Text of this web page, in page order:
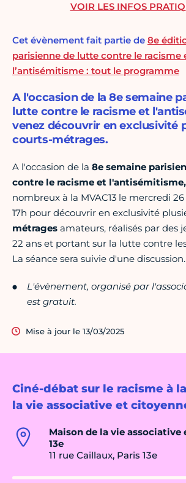
Ciné-débat sur le racisme à
la vie associative et
Maison de la vie
13e
11 rue Caillaux, Paris 13e
Cet évènement fait partie de 8e
parisienne de lutte contre le racisme
l’antisémitisme : tout le programme
A l'occasion de la 8e semaine
lutte contre le racisme et
venez découvrir en exclusivité
courts-métrages.
A l'occasion de la 8e semaine
contre le racisme et l'antisémitisme,
nombreux à la MVAC13 le mercredi 26
17h pour découvrir en exclusivité
métrages amateurs, réalisés par des
22 ans et portant sur la lutte contre
La séance sera suivie d'une discussion.
L'évènement, organisé par
est gratuit.
Mise à jour le 13/03/2025
VOIR LES INFOS